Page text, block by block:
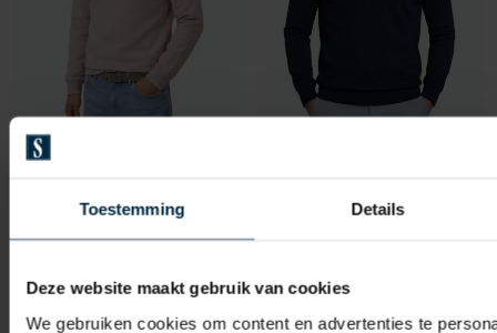
Toestemming Details
Deze website maakt gebruik van cookies
We gebruiken cookies om content en advertenties te
Cavallaro
€ 129,95€ 90,97 -